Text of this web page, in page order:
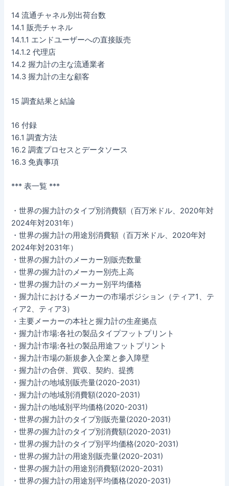
14 流通チャネル別出荷台数
14.1 販売チャネル
14.1.1 エンドユーザーへの直接販売
14.1.2 代理店
14.2 握力計の主な流通業者
14.3 握力計の主な顧客
15 調査結果と結論
16 付録
16.1 調査方法
16.2 調査プロセスとデータソース
16.3 免責事項
*** 表一覧 ***
・世界の握力計のタイプ別消費額（百万米ドル、2020年対
2024年対2031年）
・世界の握力計の用途別消費額（百万米ドル、2020年対
2024年対2031年）
・世界の握力計のメーカー別販売数量
・世界の握力計のメーカー別売上高
・世界の握力計のメーカー別平均価格
・握力計におけるメーカーの市場ポジション（ティア1、テ
ィア2、ティア3）
・主要メーカーの本社と握力計の生産拠点
・握力計市場:各社の製品タイプフットプリント
・握力計市場:各社の製品用途フットプリント
・握力計市場の新規参入企業と参入障壁
・握力計の合併、買収、契約、提携
・握力計の地域別販売量(2020-2031)
・握力計の地域別消費額(2020-2031)
・握力計の地域別平均価格(2020-2031)
・世界の握力計のタイプ別販売量(2020-2031)
・世界の握力計のタイプ別消費額(2020-2031)
・世界の握力計のタイプ別平均価格(2020-2031)
・世界の握力計の用途別販売量(2020-2031)
・世界の握力計の用途別消費額(2020-2031)
・世界の握力計の用途別平均価格(2020-2031)